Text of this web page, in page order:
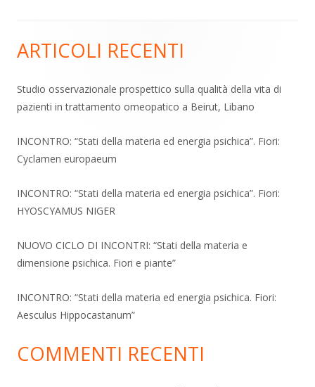
Barra
laterale
principale
ARTICOLI RECENTI
Studio osservazionale prospettico sulla qualità della vita di
pazienti in trattamento omeopatico a Beirut, Libano
INCONTRO: “Stati della materia ed energia psichica”. Fiori:
Cyclamen europaeum
INCONTRO: “Stati della materia ed energia psichica”. Fiori:
HYOSCYAMUS NIGER
NUOVO CICLO DI INCONTRI: “Stati della materia e
dimensione psichica. Fiori e piante”
INCONTRO: “Stati della materia ed energia psichica. Fiori:
Aesculus Hippocastanum”
COMMENTI RECENTI